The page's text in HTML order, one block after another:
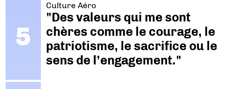
Culture Aéro
"Des valeurs qui me sont
chères comme le courage, le
patriotisme, le sacrifice ou le
sens de l’engagement."